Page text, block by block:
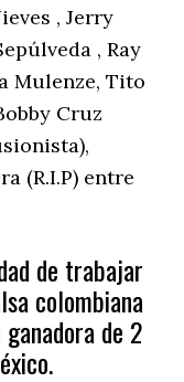
, Jerry
, Ray
Mulenze, Tito
Cruz
(R.I.P) entre
de trabajar
colombiana
de 2